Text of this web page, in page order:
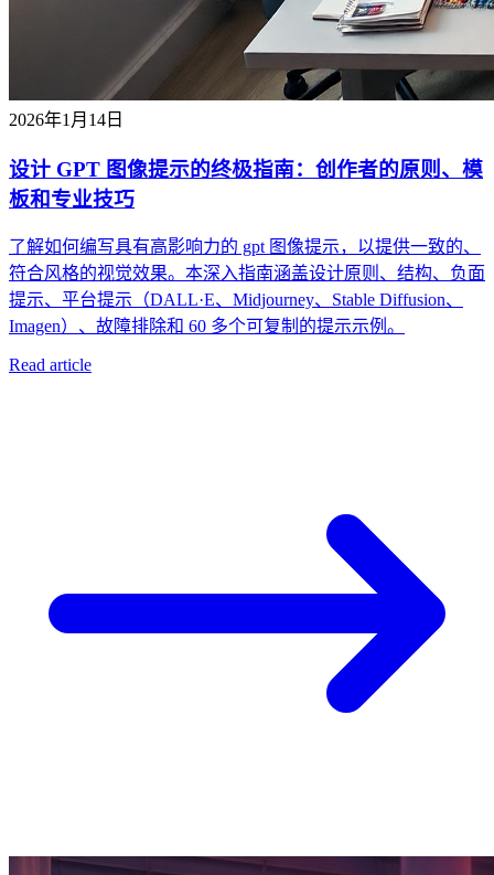
2026年1月14日
设计 GPT 图像提示的终极指南：创作者的原则、模
板和专业技巧
了解如何编写具有高影响力的 gpt 图像提示，以提供一致的、
符合风格的视觉效果。本深入指南涵盖设计原则、结构、负面
提示、平台提示（DALL·E、Midjourney、Stable Diffusion、
Imagen）、故障排除和 60 多个可复制的提示示例。
Read article